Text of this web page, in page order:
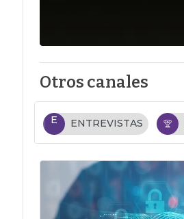
Otros canales
E ENTREVISTAS